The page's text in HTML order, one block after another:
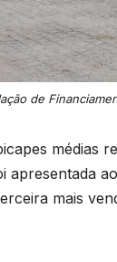
de
médias
mais